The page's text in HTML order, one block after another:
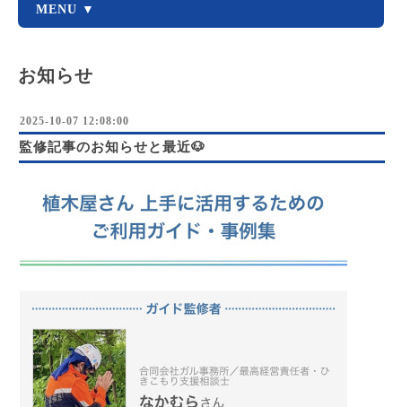
MENU ▼
お知らせ
2025-10-07 12:08:00
監修記事のお知らせと最近🐶